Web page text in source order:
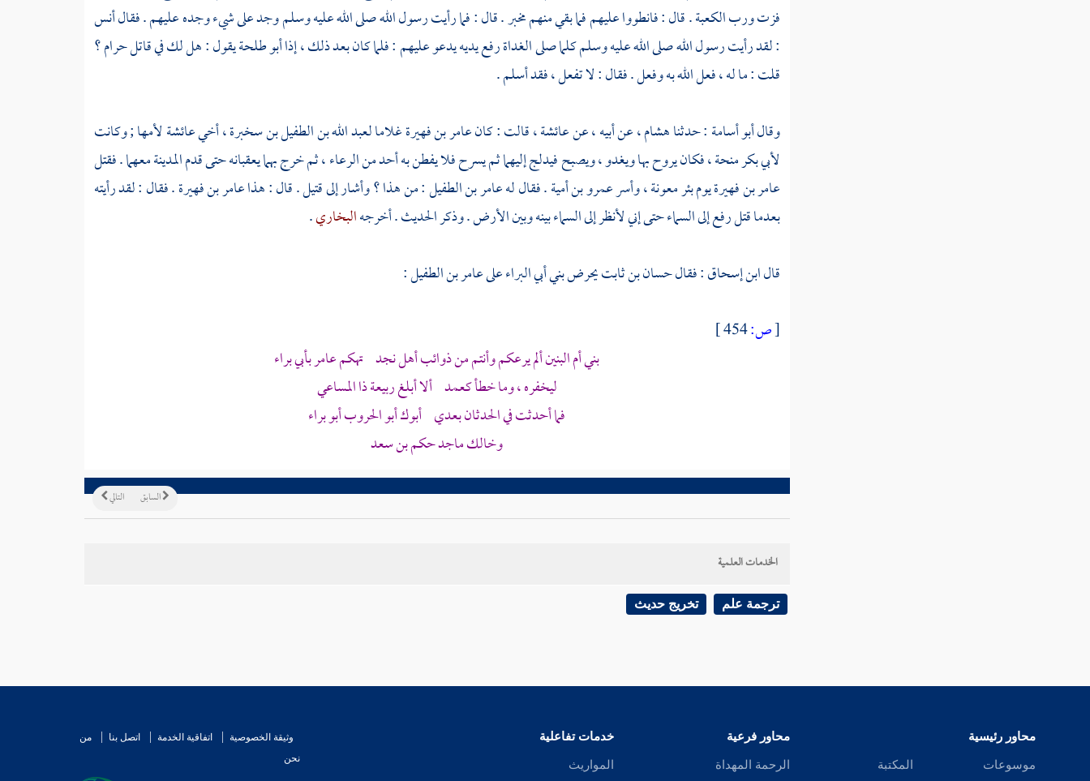
فزت وربالكعبة. قال : فانطووا عليهم فما بقي منهم مخبر . قال : فما رأيت رسول الله صلى الله عليه وسلم وجد على شيء وجده عليهم . فقالأنس
: لقد رأيت رسول الله صلى الله عليه وسلم كلما صلى الغداة رفع يديه يدعو عليهم : فلما كان بعد ذلك ، إذاأبو طلحةيقول : هل لك في قاتلحرام ؟
قلت : ما له ، فعل الله به وفعل . فقال : لا تفعل ، فقد أسلم .
وقالأبو أسامة: حدثناهشام ،عن أبيه ، عنعائشة ،قالت : كانعامر بن فهيرةغلامالعبد الله بن الطفيل بن سخبرة ،أخيعائشةلأمها ; وكانت
لأبي بكرمنحة ، فكان يروح بها ويغدو ، ويصبح فيدلج إليهما ثم يسرح فلا يفطن به أحد من الرعاء ، ثم خرج بهما يعقبانه حتى قدمالمدينةمعهما . فقتل
عامر بن فهيرةيومبئر معونة ،وأسرعمرو بن أمية. فقال لهعامر بن الطفيل: من هذا ؟ وأشار إلى قتيل . قال : هذاعامر بن فهيرة. فقال : لقد رأيته
بعدما قتل رفع إلى السماء حتى إني لأنظر إلى السماء بينه وبين الأرض . وذكر الحديث . أخرجهالبخاري.
قالابن إسحاق :فقالحسان بن ثابتيحرض بنيأبي البراءعلىعامر بن الطفيل:
[ص:
بني أم البنين ألم يرعكم وأنتم من ذوائب أهل نجد تهكمعامربأبي براء
ليخفره ، وما خطأ كعمد ألا أبلغ ربيعة ذا المساعي
فما أحدثت في الحدثان بعدي أبوك أبو الحروبأبو براء
وخالكماجد حكم بن سعد
التالي السابق
الخدمات العلمية
ترجمة علم تخريج حديث
محاور رئيسية
موسوعات المكتبة
محاور فرعية
الرحمة المهداة
خدمات تفاعلية
المواريث
وثيقة الخصوصية اتفاقية الخدمة اتصل بنا
من
نحن